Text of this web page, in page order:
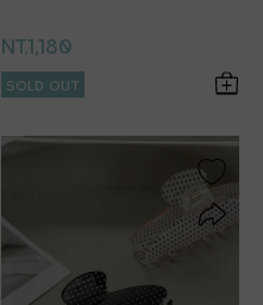
NT.1,180
SOLD OUT